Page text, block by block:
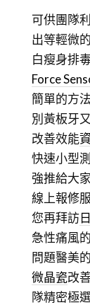
可供團隊
出等輕微
白瘦身排
Force
簡單的方
別黃板牙
改善效能
快速小型
強推給大家
線上報修
您再拜訪
急性痛風
問題醫美
微晶瓷改
隊精密極